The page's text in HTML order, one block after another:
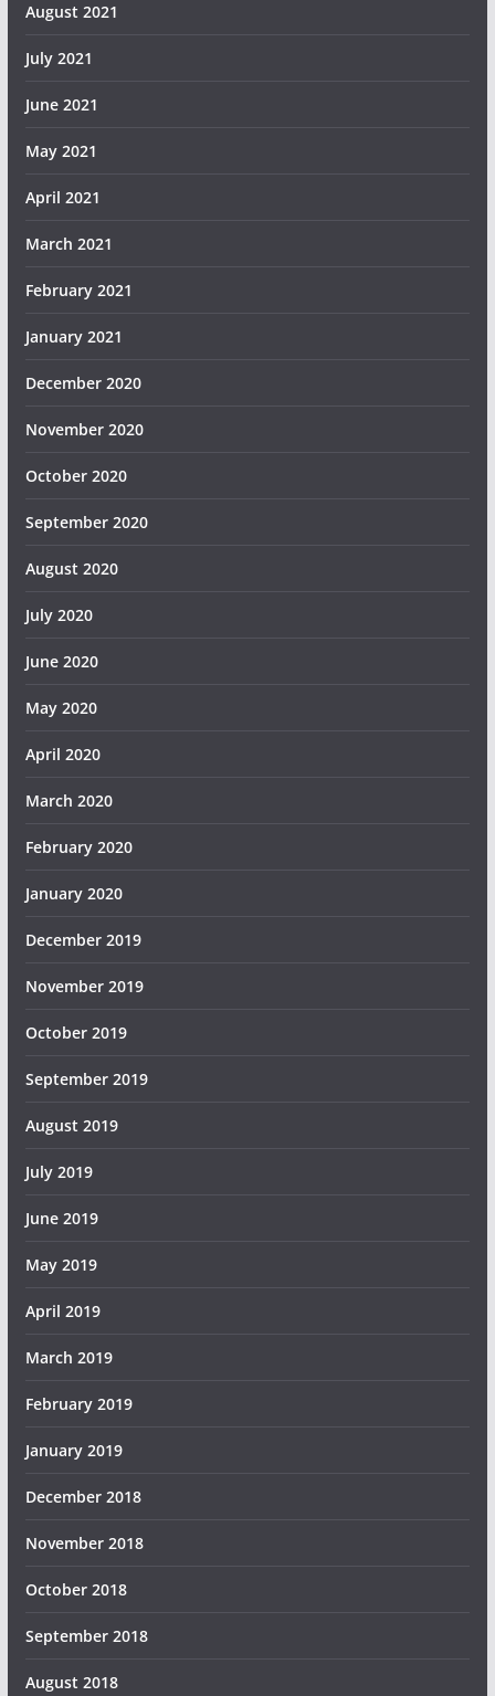
August 2021
July 2021
June 2021
May 2021
April 2021
March 2021
February 2021
January 2021
December 2020
November 2020
October 2020
September 2020
August 2020
July 2020
June 2020
May 2020
April 2020
March 2020
February 2020
January 2020
December 2019
November 2019
October 2019
September 2019
August 2019
July 2019
June 2019
May 2019
April 2019
March 2019
February 2019
January 2019
December 2018
November 2018
October 2018
September 2018
August 2018